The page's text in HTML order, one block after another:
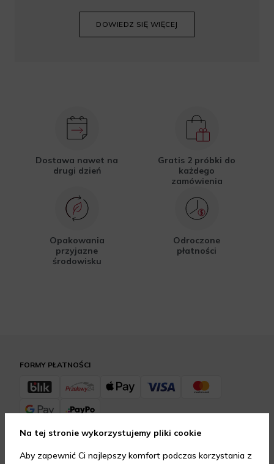
DOWIEDZ SIĘ WIĘCEJ
Dostawa nawet na
drugi dzień
Gratis 2 próbki do
każdego
zamówienia
Opakowania
przyjazne
środowisku
Odroczone
płatności
FORMY PŁATNOŚCI
Na tej stronie wykorzystujemy pliki cookie
Aby zapewnić Ci najlepszy komfort podczas korzystania z